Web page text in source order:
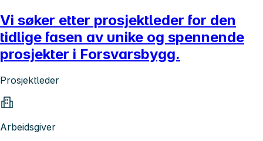
Vi søker etter prosjektleder for den
tidlige fasen av unike og spennende
prosjekter i Forsvarsbygg.
Prosjektleder
Arbeidsgiver